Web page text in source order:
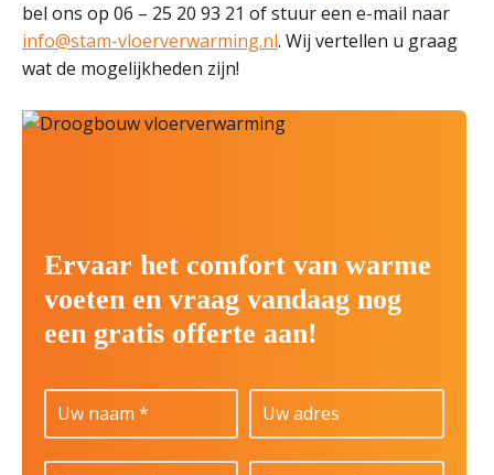
bel ons op 06 – 25 20 93 21 of stuur een e-mail naar
info@stam-vloerverwarming.nl. Wij vertellen u graag
wat de mogelijkheden zijn!
Ervaar het comfort van warme
voeten en vraag vandaag nog
een gratis offerte aan!